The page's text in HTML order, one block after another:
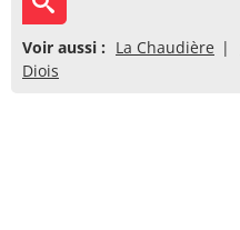
Voir aussi : La Chaudière
Diois